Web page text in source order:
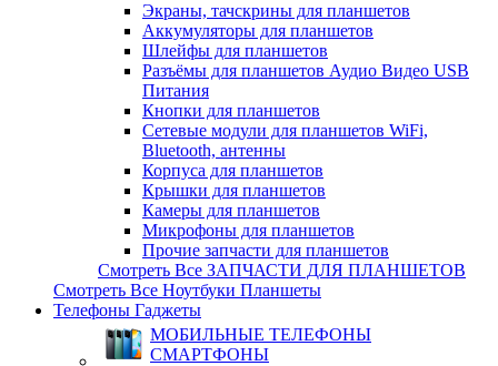
Экраны, тачскрины для планшетов
Аккумуляторы для планшетов
Шлейфы для планшетов
Разъёмы для планшетов Аудио Видео USB
Питания
Кнопки для планшетов
Сетевые модули для планшетов WiFi,
Bluetooth, антенны
Корпуса для планшетов
Крышки для планшетов
Камеры для планшетов
Микрофоны для планшетов
Прочие запчасти для планшетов
Смотреть Все ЗАПЧАСТИ ДЛЯ ПЛАНШЕТОВ
Смотреть Все Ноутбуки Планшеты
Телефоны Гаджеты
МОБИЛЬНЫЕ ТЕЛЕФОНЫ
СМАРТФОНЫ